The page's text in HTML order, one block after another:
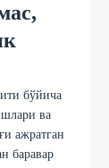
бўйича
ва
ажратган
баравар